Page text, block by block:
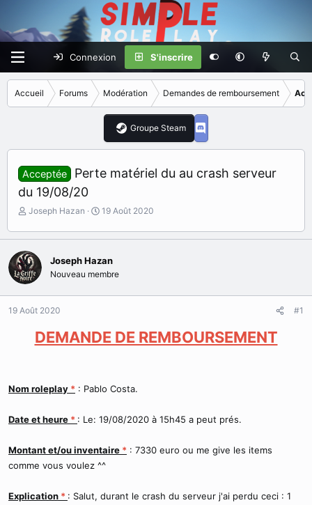
Connexion S'inscrire
Accueil Forums Modération Demandes de remboursement
Groupe Steam
Acceptée
Perte matériel du au crash serveur
du 19/08/20
I
i
i
a
t
e
u
d
c
s
n
Joseph Hazan
D
t
d
e
é
t
19 Août 2020
Joseph Hazan
Nouveau membre
19 Août 2020 #1
DEMANDE DE REMBOURSEMENT
Nom roleplay * : Pablo Costa.
Date et heure * : Le: 19/08/2020 à 15h45 a peut prés.
Montant et/ou inventaire * : 7330 euro ou me give les items
comme vous voulez ^^
Explication * : Salut, durant le crash du serveur j'ai perdu ceci : 1